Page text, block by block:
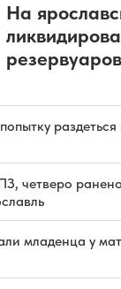
На
резервуаров
четверо
младенца у